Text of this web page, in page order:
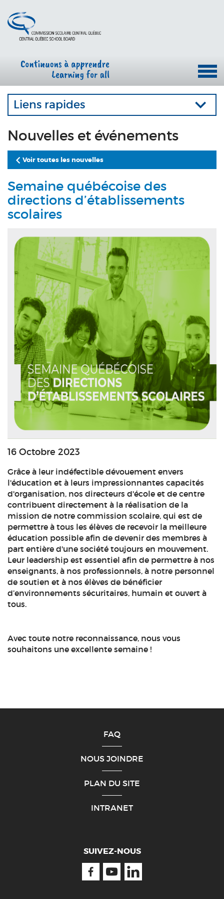
Liens rapides
Nouvelles et événements
Voir toutes les nouvelles
Semaine québécoise des
directions d’établissements
scolaires
16 Octobre 2023
Grâce à leur indéfectible dévouement envers
l'éducation et à leurs impressionnantes capacités
d'organisation, nos directeurs d'école et de centre
contribuent directement à la réalisation de la
mission de notre commission scolaire, qui est de
permettre à tous les élèves de recevoir la meilleure
éducation possible afin de devenir des membres à
part entière d'une société toujours en mouvement.
Leur leadership est essentiel afin de permettre à nos
enseignants, à nos professionnels, à notre personnel
de soutien et à nos élèves de bénéficier
d’environnements sécuritaires, humain et ouvert à
tous.
Avec toute notre reconnaissance, nous vous
souhaitons une excellente semaine !
FAQ
NOUS JOINDRE
PLAN DU SITE
INTRANET
SUIVEZ-NOUS
FacebookYoutubeLinkedin